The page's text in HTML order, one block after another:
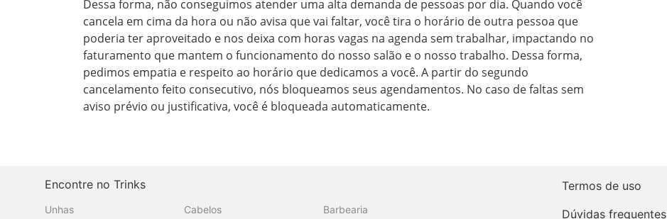
Dessa forma, não conseguimos atender uma alta demanda de pessoas por dia. Quando você
cancela em cima da hora ou não avisa que vai faltar, você tira o horário de outra pessoa que
poderia ter aproveitado e nos deixa com horas vagas na agenda sem trabalhar, impactando no
faturamento que mantem o funcionamento do nosso salão e o nosso trabalho. Dessa forma,
pedimos empatia e respeito ao horário que dedicamos a você. A partir do segundo
cancelamento feito consecutivo, nós bloqueamos seus agendamentos. No caso de faltas sem
aviso prévio ou justificativa, você é bloqueada automaticamente.
Encontre no Trinks
Unhas Cabelos
Barbearia
Termos de uso
Dúvidas frequentes